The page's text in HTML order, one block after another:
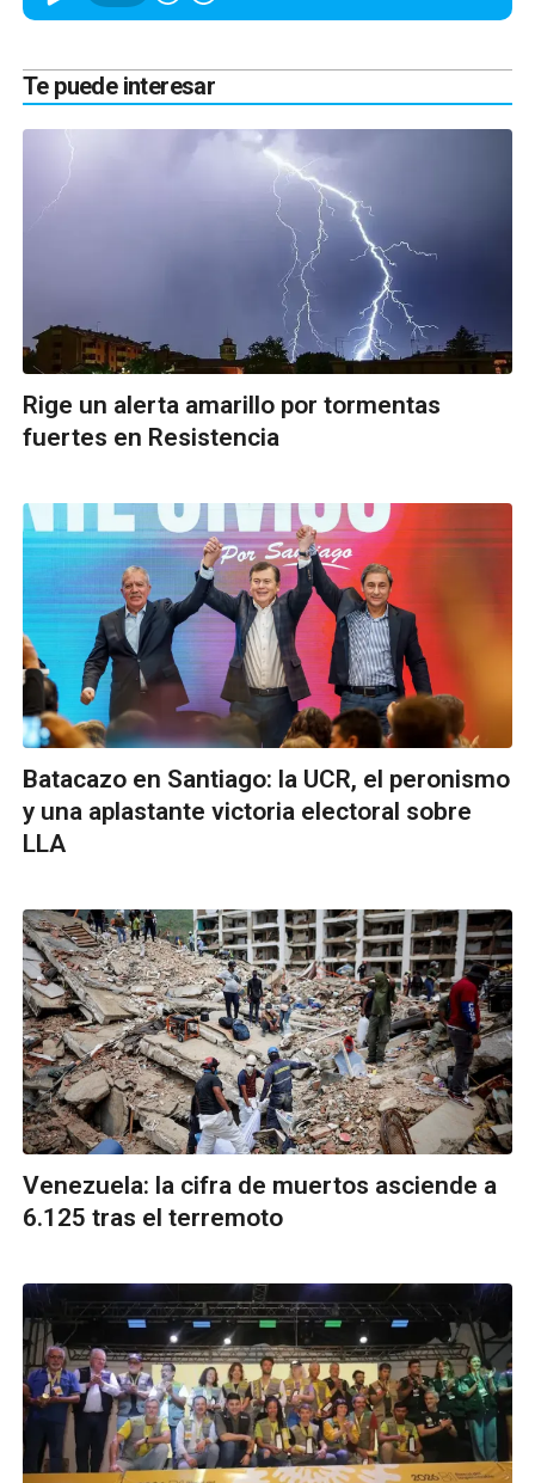
Te puede interesar
Rige un alerta amarillo por tormentas
fuertes en Resistencia
Batacazo en Santiago: la UCR, el peronismo
y una aplastante victoria electoral sobre
LLA
Venezuela: la cifra de muertos asciende a
6.125 tras el terremoto